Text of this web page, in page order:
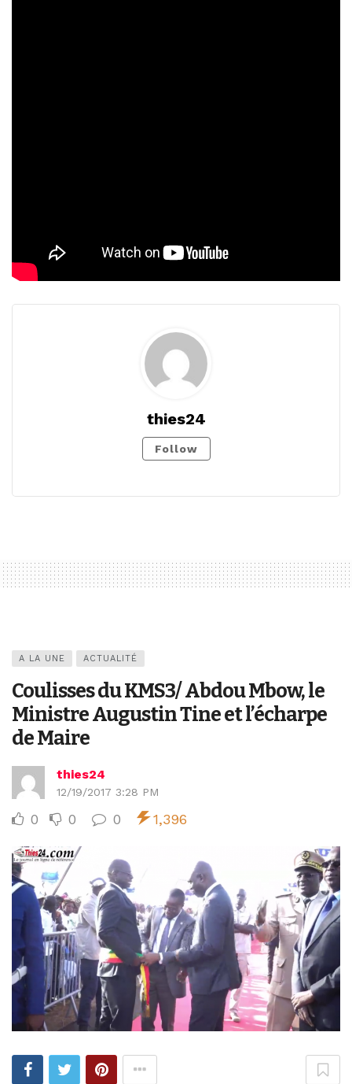
thies24
Follow
A LA UNE ACTUALITÉ
Coulisses du KMS3/ Abdou Mbow, le
Ministre Augustin Tine et l’écharpe
de Maire
thies24
12/19/2017 3:28 PM
0 0 0 1,396